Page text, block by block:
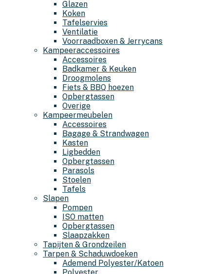
Glazen
Koken
Tafelservies
Ventilatie
Voorraadboxen & Jerrycans
Kampeeraccessoires
Accessoires
Badkamer & Keuken
Droogmolens
Fiets & BBQ hoezen
Opbergtassen
Overige
Kampeermeubelen
Accessoires
Bagage & Strandwagen
Kasten
Ligbedden
Opbergtassen
Parasols
Stoelen
Tafels
Slapen
Pompen
ISO matten
Opbergtassen
Slaapzakken
Tapijten & Grondzeilen
Tarpen & Schaduwdoeken
Ademend Polyester/Katoen